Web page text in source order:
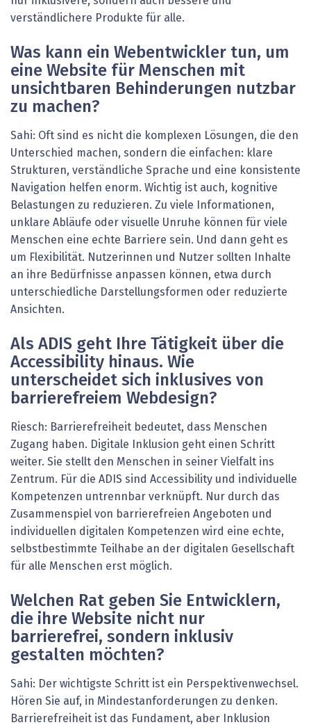
verständlichere Produkte für alle.
Was kann ein Webentwickler tun, um
eine Website für ­Menschen mit
unsichtbaren Behinderungen nutzbar
zu ­machen?
Sahi: Oft sind es nicht die komplexen Lösungen, die den
Unterschied machen, sondern die einfachen: klare
Strukturen, verständliche Sprache und eine konsistente
Navigation helfen enorm. Wichtig ist auch, kognitive
Belastungen zu reduzieren. Zu viele Informationen,
unklare Abläufe oder visuelle Unruhe können für viele
Menschen eine echte Barriere sein. Und dann geht es
um Flexibilität. Nutzerinnen und Nutzer sollten Inhalte
an ihre Bedürfnisse anpassen können, etwa durch
unterschiedliche Darstellungsformen oder reduzierte
Ansichten.
Als ADIS geht Ihre Tätigkeit über die
Accessibility hinaus. Wie
unterscheidet sich inklusives von
barrierefreiem Webdesign?
Riesch: Barrierefreiheit bedeutet, dass Menschen
Zugang haben. Digitale Inklusion geht einen Schritt
weiter. Sie stellt den Menschen in seiner Vielfalt ins
Zentrum. Für die ADIS sind Accessibility und individuelle
Kompetenzen untrennbar verknüpft. Nur durch das
Zusammenspiel von barrierefreien Angeboten und
individuellen digitalen Kompetenzen wird eine echte,
selbstbestimmte Teilhabe an der digitalen Gesellschaft
für alle Menschen erst möglich.
Welchen Rat geben Sie Entwicklern,
die ihre Website nicht nur
barrierefrei, sondern inklusiv
gestalten möchten?
Sahi: Der wichtigste Schritt ist ein Perspektivenwechsel.
Hören Sie auf, in Mindestanforderungen zu denken.
Barrierefreiheit ist das Fundament, aber Inklusion